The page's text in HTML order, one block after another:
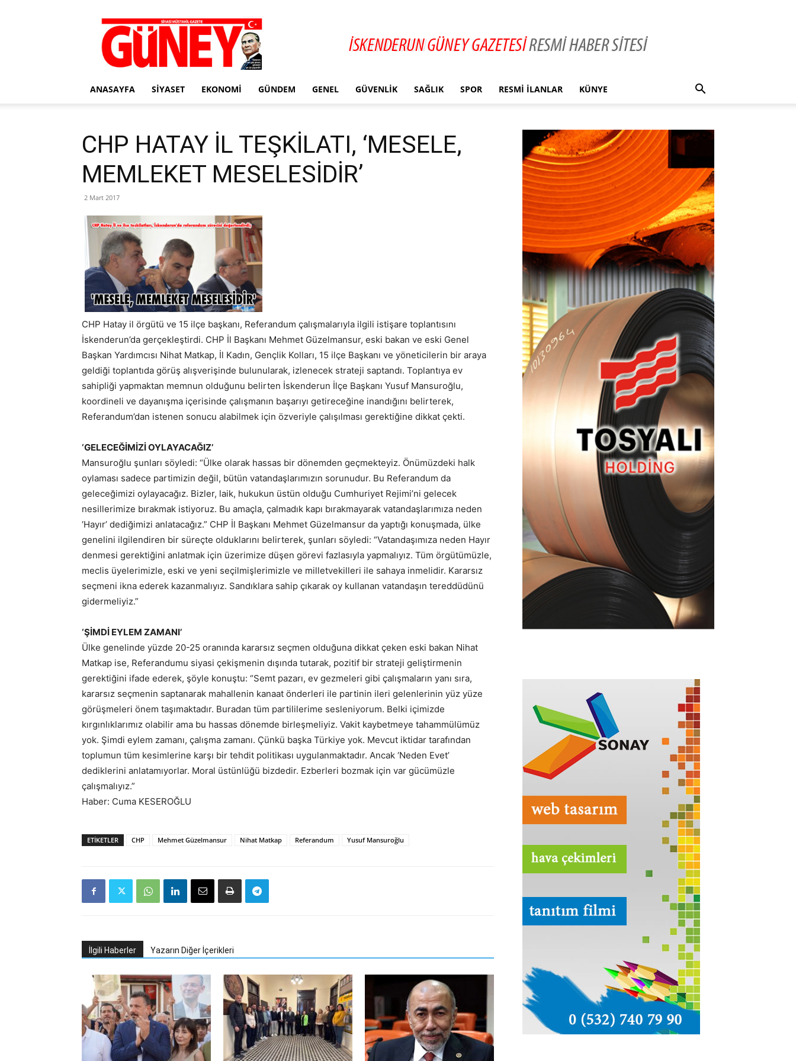
Gazete
Güney
ANASAYFA SIYASET EKONOMI GÜNDEM GENEL GÜVENLIK SAĞLIK SPOR RESMI İLANLAR KÜNYE
CHP HATAY İL TEŞKİLATI, ‘MESELE,
MEMLEKET MESELESİDİR’
2 Mart 2017
CHP Hatay il örgütü ve 15 ilçe başkanı, Referandum çalışmalarıyla ilgili istişare toplantısını
İskenderun’da gerçekleştirdi. CHP İl Başkanı Mehmet Güzelmansur, eski bakan ve eski Genel
Başkan Yardımcısı Nihat Matkap, İl Kadın, Gençlik Kolları, 15 ilçe Başkanı ve yöneticilerin bir araya
geldiği toplantıda görüş alışverişinde bulunularak, izlenecek strateji saptandı. Toplantıya ev
sahipliği yapmaktan memnun olduğunu belirten İskenderun İlçe Başkanı Yusuf Mansuroğlu,
koordineli ve dayanışma içerisinde çalışmanın başarıyı getireceğine inandığını belirterek,
Referandum’dan istenen sonucu alabilmek için özveriyle çalışılması gerektiğine dikkat çekti.
‘GELECEĞİMİZİ OYLAYACAĞIZ’
Mansuroğlu şunları söyledi: “Ülke olarak hassas bir dönemden geçmekteyiz. Önümüzdeki halk
oylaması sadece partimizin değil, bütün vatandaşlarımızın sorunudur. Bu Referandum da
geleceğimizi oylayacağız. Bizler, laik, hukukun üstün olduğu Cumhuriyet Rejimi’ni gelecek
nesillerimize bırakmak istiyoruz. Bu amaçla, çalmadık kapı bırakmayarak vatandaşlarımıza neden
‘Hayır’ dediğimizi anlatacağız.” CHP İl Başkanı Mehmet Güzelmansur da yaptığı konuşmada, ülke
genelini ilgilendiren bir süreçte olduklarını belirterek, şunları söyledi: “Vatandaşımıza neden Hayır
denmesi gerektiğini anlatmak için üzerimize düşen görevi fazlasıyla yapmalıyız. Tüm örgütümüzle,
meclis üyelerimizle, eski ve yeni seçilmişlerimizle ve milletvekilleri ile sahaya inmelidir. Kararsız
seçmeni ikna ederek kazanmalıyız. Sandıklara sahip çıkarak oy kullanan vatandaşın tereddüdünü
gidermeliyiz.”
‘ŞİMDİ EYLEM ZAMANI’
Ülke genelinde yüzde 20-25 oranında kararsız seçmen olduğuna dikkat çeken eski bakan Nihat
Matkap ise, Referandumu siyasi çekişmenin dışında tutarak, pozitif bir strateji geliştirmenin
gerektiğini ifade ederek, şöyle konuştu: “Semt pazarı, ev gezmeleri gibi çalışmaların yanı sıra,
kararsız seçmenin saptanarak mahallenin kanaat önderleri ile partinin ileri gelenlerinin yüz yüze
görüşmeleri önem taşımaktadır. Buradan tüm partililerime sesleniyorum. Belki içimizde
kırgınlıklarımız olabilir ama bu hassas dönemde birleşmeliyiz. Vakit kaybetmeye tahammülümüz
yok. Şimdi eylem zamanı, çalışma zamanı. Çünkü başka Türkiye yok. Mevcut iktidar tarafından
toplumun tüm kesimlerine karşı bir tehdit politikası uygulanmaktadır. Ancak ‘Neden Evet’
dediklerini anlatamıyorlar. Moral üstünlüğü bizdedir. Ezberleri bozmak için var gücümüzle
çalışmalıyız.”
Haber: Cuma KESEROĞLU
ETIKETLER CHP Mehmet Güzelmansur Nihat Matkap Referandum Yusuf Mansuroğlu
İlgili Haberler Yazarın Diğer İçerikleri